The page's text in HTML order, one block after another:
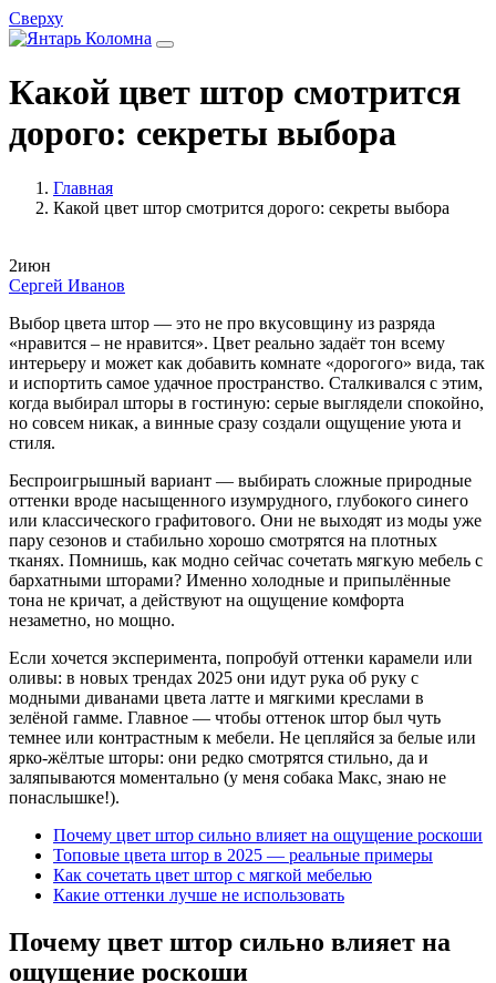
Сверху
Какой цвет штор смотрится
дорого: секреты выбора
Главная
Какой цвет штор смотрится дорого: секреты выбора
2июн
Сергей Иванов
Выбор цвета штор — это не про вкусовщину из разряда
«нравится – не нравится». Цвет реально задаёт тон всему
интерьеру и может как добавить комнате «дорогого» вида, так
и испортить самое удачное пространство. Сталкивался с этим,
когда выбирал шторы в гостиную: серые выглядели спокойно,
но совсем никак, а винные сразу создали ощущение уюта и
стиля.
Беспроигрышный вариант — выбирать сложные природные
оттенки вроде насыщенного изумрудного, глубокого синего
или классического графитового. Они не выходят из моды уже
пару сезонов и стабильно хорошо смотрятся на плотных
тканях. Помнишь, как модно сейчас сочетать мягкую мебель с
бархатными шторами? Именно холодные и припылённые
тона не кричат, а действуют на ощущение комфорта
незаметно, но мощно.
Если хочется эксперимента, попробуй оттенки карамели или
оливы: в новых трендах 2025 они идут рука об руку с
модными диванами цвета латте и мягкими креслами в
зелёной гамме. Главное — чтобы оттенок штор был чуть
темнее или контрастным к мебели. Не цепляйся за белые или
ярко-жёлтые шторы: они редко смотрятся стильно, да и
заляпываются моментально (у меня собака Макс, знаю не
понаслышке!).
Почему цвет штор сильно влияет на ощущение роскоши
Топовые цвета штор в 2025 — реальные примеры
Как сочетать цвет штор с мягкой мебелью
Какие оттенки лучше не использовать
Почему цвет штор сильно влияет на
ощущение роскоши